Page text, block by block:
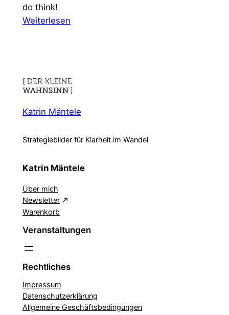
do think!
Weiterlesen:
Katrin Mäntele
Strategiebilder für Klarheit im Wandel
Katrin Mäntele
Über mich
Newsletter
Warenkorb
Veranstaltungen
Rechtliches
Impressum
Datenschutzerklärung
Allgemeine Geschäftsbedingungen